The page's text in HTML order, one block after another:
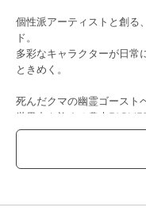
個性派アーティストと創る
ド。
多彩なキャラクターが日常
ときめく。
死んだクマの幽霊ゴースト
世界中を旅する農夫
ポップコーンのようなダブ
夢の中の子供のような無邪
zZoton(卓大王)